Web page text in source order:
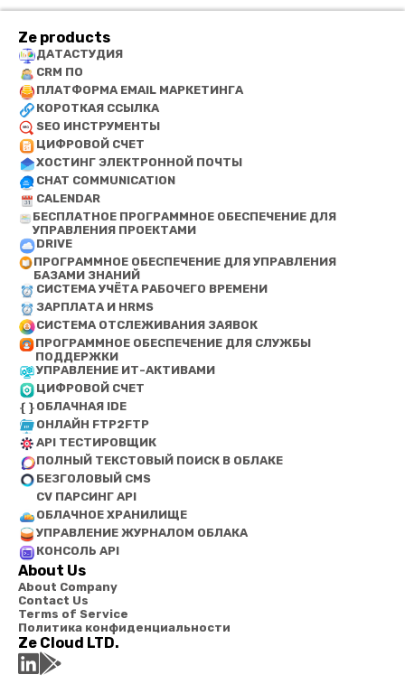
Ze products
ДАТАСТУДИЯ
CRM ПО
ПЛАТФОРМА EMAIL МАРКЕТИНГА
КОРОТКАЯ ССЫЛКА
SEO ИНСТРУМЕНТЫ
ЦИФРОВОЙ СЧЕТ
ХОСТИНГ ЭЛЕКТРОННОЙ ПОЧТЫ
CHAT COMMUNICATION
CALENDAR
БЕСПЛАТНОЕ ПРОГРАММНОЕ ОБЕСПЕЧЕНИЕ ДЛЯ
УПРАВЛЕНИЯ ПРОЕКТАМИ
DRIVE
ПРОГРАММНОЕ ОБЕСПЕЧЕНИЕ ДЛЯ УПРАВЛЕНИЯ
БАЗАМИ ЗНАНИЙ
СИСТЕМА УЧЁТА РАБОЧЕГО ВРЕМЕНИ
ЗАРПЛАТА И HRMS
СИСТЕМА ОТСЛЕЖИВАНИЯ ЗАЯВОК
ПРОГРАММНОЕ ОБЕСПЕЧЕНИЕ ДЛЯ СЛУЖБЫ
ПОДДЕРЖКИ
УПРАВЛЕНИЕ ИТ-АКТИВАМИ
ЦИФРОВОЙ СЧЕТ
ОБЛАЧНАЯ IDE
ОНЛАЙН FTP2FTP
API ТЕСТИРОВЩИК
ПОЛНЫЙ ТЕКСТОВЫЙ ПОИСК В ОБЛАКЕ
БЕЗГОЛОВЫЙ CMS
CV ПАРСИНГ API
ОБЛАЧНОЕ ХРАНИЛИЩЕ
УПРАВЛЕНИЕ ЖУРНАЛОМ ОБЛАКА
КОНСОЛЬ API
About Us
About Company
Contact Us
Terms of Service
Политика конфиденциальности
Ze Cloud LTD.